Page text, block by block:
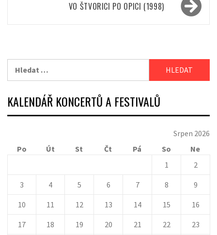
VO ŠTVORICI PO OPICI (1998)
KALENDÁŘ KONCERTŮ A FESTIVALŮ
Srpen 2026
Po
Út St Čt Pá So
Ne
1
2
3 4 5 6 7 8 9
10 11 12 13 14 15 16
17 18 19 20 21 22 23